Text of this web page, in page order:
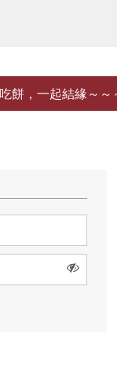
餅，一起結緣～～